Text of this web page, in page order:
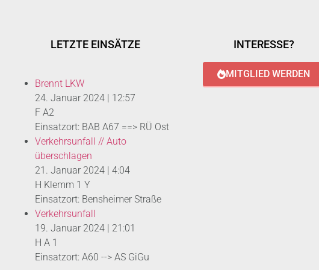
LETZTE EINSÄTZE
Brennt LKW
24. Januar 2024 | 12:57
F A2
Einsatzort: BAB A67 ==> RÜ Ost
Verkehrsunfall // Auto
überschlagen
21. Januar 2024 | 4:04
H Klemm 1 Y
Einsatzort: Bensheimer Straße
Verkehrsunfall
19. Januar 2024 | 21:01
H A 1
Einsatzort: A60 --> AS GiGu
INTERESSE?
MITGLIED WERDEN